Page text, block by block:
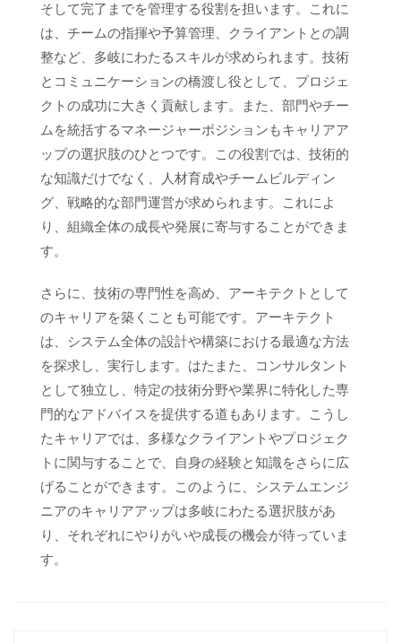
そして完了までを管理する役割を担います。これに
は、チームの指揮や予算管理、クライアントとの調
整など、多岐にわたるスキルが求められます。技術
とコミュニケーションの橋渡し役として、プロジェ
クトの成功に大きく貢献します。また、部門やチー
ムを統括するマネージャーポジションもキャリアア
ップの選択肢のひとつです。この役割では、技術的
な知識だけでなく、人材育成やチームビルディン
グ、戦略的な部門運営が求められます。これによ
り、組織全体の成長や発展に寄与することができま
す。
さらに、技術の専門性を高め、アーキテクトとして
のキャリアを築くことも可能です。アーキテクト
は、システム全体の設計や構築における最適な方法
を探求し、実行します。はたまた、コンサルタント
として独立し、特定の技術分野や業界に特化した専
門的なアドバイスを提供する道もあります。こうし
たキャリアでは、多様なクライアントやプロジェク
トに関与することで、自身の経験と知識をさらに広
げることができます。このように、システムエンジ
ニアのキャリアアップは多岐にわたる選択肢があ
り、それぞれにやりがいや成長の機会が待っていま
す。